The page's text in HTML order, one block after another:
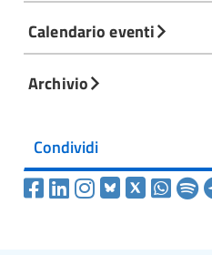
Calendario eventi
Archivio
Condividi